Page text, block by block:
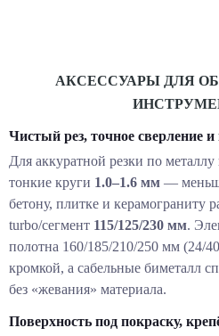
АКСЕССУАРЫ ДЛЯ
Чистый рез, точное сверление
Для аккуратной резки по
тонкие круги 1.0–1.6 мм —
бетону, плитке и керамограниту
turbo/сегмент 115/125/230 мм.
полотна 160/185/210/250 мм (24/
кромкой, а сабельные биметалл
без «жевания» материала.
Поверхность под покраску,